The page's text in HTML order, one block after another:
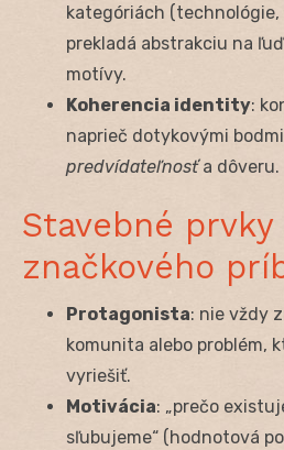
kategóriách (technológie,
prekladá abstrakciu na
motívy.
Koherencia identity:
naprieč dotykovými
predvídateľnosťa dôveru.
Stavebné prvky
značkového
Protagonista: nie vždy
komunita alebo problém,
vyriešiť.
Motivácia: „prečo
sľubujeme“ (hodnotová